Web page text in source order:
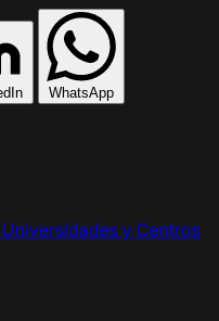
WhatsApp
Universidades y Centros